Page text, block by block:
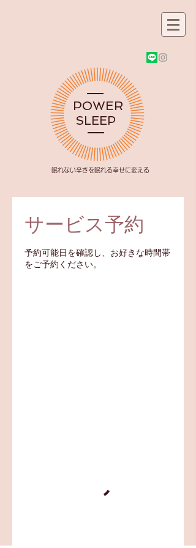
POWER
SLEEP
​眠れない辛さを眠れる幸せに変える
サービス予約
予約可能日を確認し、お好きな時間帯
をご予約ください。